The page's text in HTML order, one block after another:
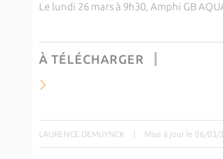
Le lundi 26 mars à 9h30, Amphi GB
À TÉLÉCHARGER
LAURENCE DEMUYNCK | Mise à jour le 06/03/